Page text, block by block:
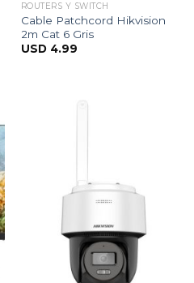
ROUTERS Y SWITCH
Cable Patchcord Hikvision
2m Cat 6 Gris
USD 4.99